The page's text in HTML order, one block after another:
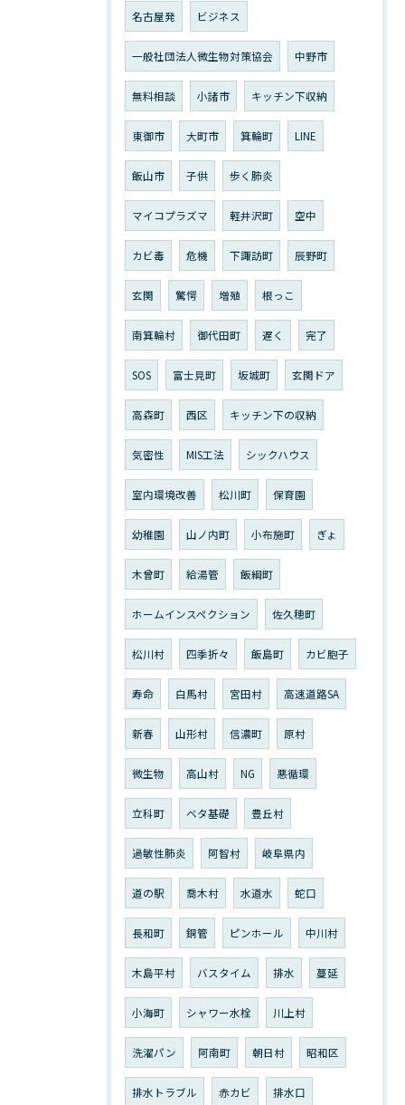
名古屋発 ビジネス
一般社団法人微生物対策協会 中野市
無料相談 小諸市 キッチン下収納
東御市 大町市 箕輪町 LINE
飯山市 子供 歩く肺炎
マイコプラズマ 軽井沢町 空中
カビ毒 危機 下諏訪町 辰野町
玄関 驚愕 増殖 根っこ
南箕輪村 御代田町 遅く 完了
SOS 富士見町 坂城町 玄関ドア
高森町 西区 キッチン下の収納
気密性 MIS工法 シックハウス
室内環境改善 松川町 保育園
幼稚園 山ノ内町 小布施町 ぎょ
木曾町 給湯管 飯綱町
ホームインスペクション 佐久穂町
松川村 四季折々 飯島町 カビ胞子
寿命 白馬村 宮田村 高速道路SA
新春 山形村 信濃町 原村
微生物 高山村 NG 悪循環
立科町 ベタ基礎 豊丘村
過敏性肺炎 阿智村 岐阜県内
道の駅 喬木村 水道水 蛇口
長和町 銅管 ピンホール 中川村
木島平村 バスタイム 排水 蔓延
小海町 シャワー水栓 川上村
洗濯パン 阿南町 朝日村 昭和区
排水トラブル 赤カビ 排水口